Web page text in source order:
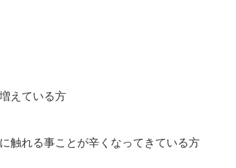
えている方
触れる事ことが辛くなってきている方